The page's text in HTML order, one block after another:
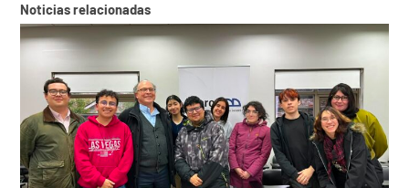
Noticias relacionadas